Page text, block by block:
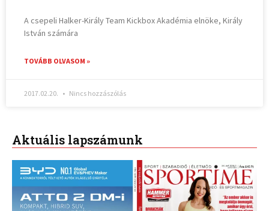
A csepeli Halker-Király Team Kickbox Akadémia elnöke, Király
István számára
TOVÁBB OLVASOM »
2017.02.20. Nincs hozzászólás
Aktuális lapszámunk